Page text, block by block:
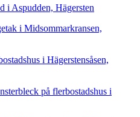
i Aspudden, Hägersten
i Midsommarkransen,
i Hägerstensåsen,
på flerbostadshus i